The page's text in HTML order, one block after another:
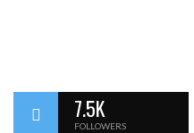
7.5K
FOLLOWERS